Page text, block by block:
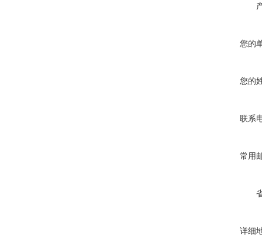
您的
您的
联系
常用
详细